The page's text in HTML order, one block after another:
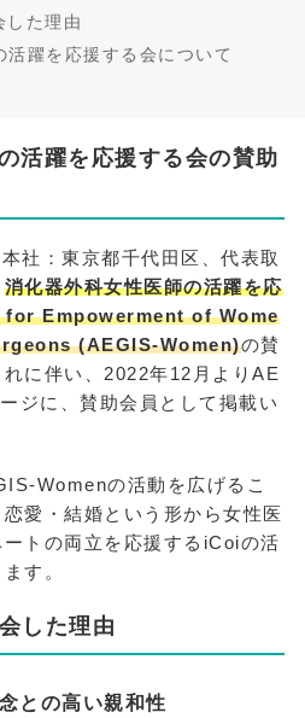
した理由
躍を応援する会について
活躍を応援する会の賛助
社：東京都千代田区、代表取
消化器外科女性医師の活躍を応
Empowerment of Wome
(AEGIS-Women)の賛
に伴い、2022年12月よりAE
ジに、賛助会員として掲載い
Womenの活動を広げるこ
愛・結婚という形から女性医
トの両立を応援するiCoiの活
す。
した理由
との高い親和性